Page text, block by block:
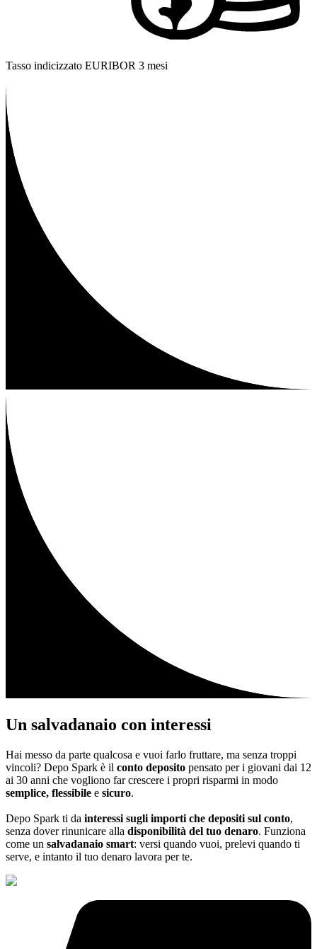
Tasso indicizzato EURIBOR 3 mesi
Un salvadanaio con interessi
Hai messo da parte qualcosa e vuoi farlo fruttare, ma senza troppi
vincoli? Depo Spark è il conto deposito pensato per i giovani dai 12
ai 30 anni che vogliono far crescere i propri risparmi in modo
semplice, flessibile e sicuro.
Depo Spark ti da interessi sugli importi che depositi sul conto,
senza dover rinunicare alla disponibilità del tuo denaro. Funziona
come un salvadanaio smart: versi quando vuoi, prelevi quando ti
serve, e intanto il tuo denaro lavora per te.